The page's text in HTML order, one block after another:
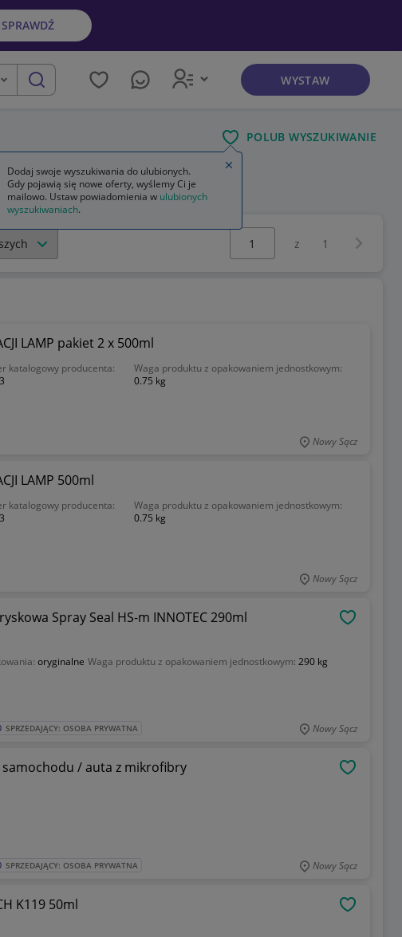
SPRAWDŹ
szukaj WYSTAW
POLUB WYSZUKIWANIE
Wybierz stronę:
z 1
LAMP pakiet 2 x 500ml
katalogowy producenta:
Waga produktu z opakowaniem jednostkowym:
0.75 kg
Nowy Sącz
LAMP 500ml
katalogowy producenta:
Waga produktu z opakowaniem jednostkowym:
0.75 kg
Nowy Sącz
oryginalne Waga produktu z opakowaniem jednostkowym: 290 kg
SPRZEDAJĄCY: OSOBA PRYWATNA Nowy Sącz
/ auta z mikrofibry
SPRZEDAJĄCY: OSOBA PRYWATNA Nowy Sącz
K119 50ml
Dodaj swoje wyszukiwania do ulubionych.
Gdy pojawią się nowe oferty, wyślemy Ci je
mailowo. Ustaw powiadomienia w ulubionych
wyszukiwaniach.
Zamknij wskazówkę